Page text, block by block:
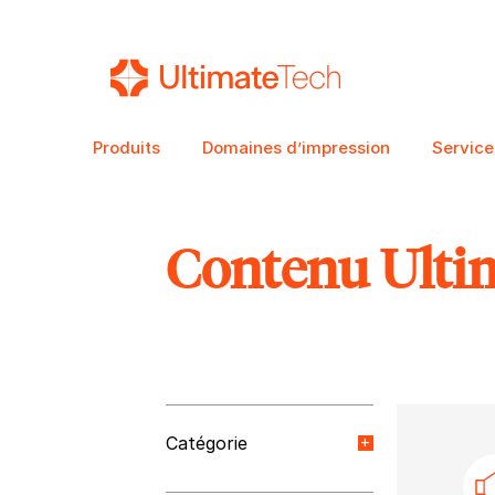
Produits Domaines d’impression
RECHERCHE
Contenu
Catégorie